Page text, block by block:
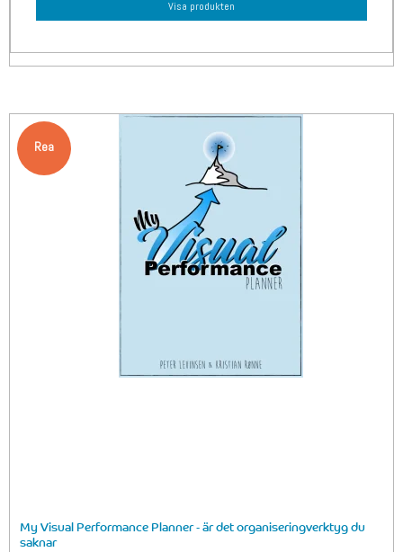
Visa produkten
Rea
My Visual Performance Planner - är det organiseringverktyg du
saknar